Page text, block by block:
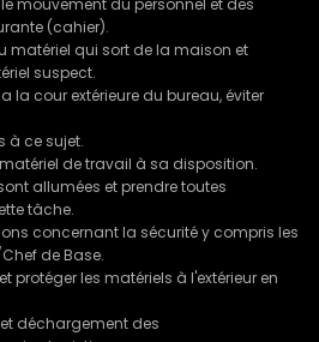
le mouvement du personnel et des
(cahier).
matériel qui sort de la maison et
suspect.
la cour extérieure du bureau, éviter
à ce sujet.
de travail à sa disposition.
allumées et prendre toutes
tâche.
concernant la sécurité y compris les
de Base.
protéger les matériels à l'extérieur en
déchargement des